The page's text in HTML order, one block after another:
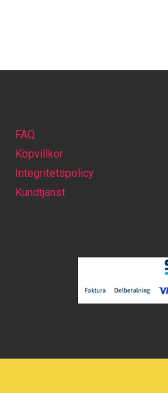
FAQ
Köpvillkor
Integritetspolicy
Kundtjänst